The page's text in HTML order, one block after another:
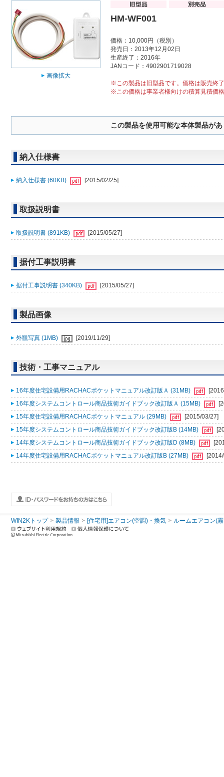
画像拡大
HM-WF001
価格：10,000円（税別）
発売日：2013年12月02日
生産終了：2016年
JANコード：4902901719028
※この製品は旧型品です。価格は販売終
※この価格は事業者様向けの積算見積価
この製品を使用可能な本体製品が
納入仕様書
納入仕様書 (60KB) [2015/02/25]
取扱説明書
取扱説明書 (891KB) [2015/05/27]
据付工事説明書
据付工事説明書 (340KB) [2015/05/27]
製品画像
外観写真 (1MB) [2019/11/29]
技術・工事マニュアル
16年度住宅設備用RACHACポケットマニュアル改訂版Ａ (31MB)
16年度システムコントロール商品技術ガイドブック改訂版Ａ (15MB)
15年度住宅設備用RACHACポケットマニュアル (29MB)
[2015/03/27]
15年度システムコントロール商品技術ガイドブック改訂版B (14MB)
14年度システムコントロール商品技術ガイドブック改訂版D (8MB)
14年度住宅設備用RACHACポケットマニュアル改訂版B (27MB)
WIN2Kトップ 製品情報 [住宅用]エアコン(空調)・換気 ルームエアコン(